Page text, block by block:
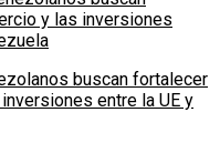
buscan fortalecer
entre la UE y